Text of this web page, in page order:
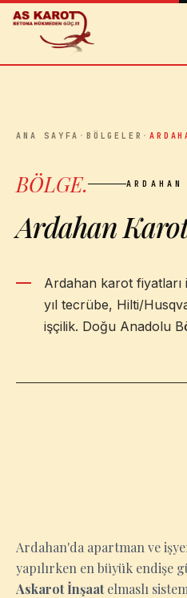
İçeriğe atla
ANA SAYFA ·BÖLGELER ·
BÖLGE. ARDAHAN
Ardahan
Ardahan karot
yıl tecrübe, Hilti/
işçilik. Doğu Anadolu
Ardahan'da apartman ve
yapılırken en büyük endişe
Askarot İnşaatelmaslı